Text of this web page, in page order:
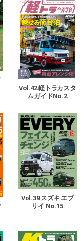
Vol.42 軽トラカスタ
ムガイドNo.2
Vol.39 スズキ エブ
リイ No.15